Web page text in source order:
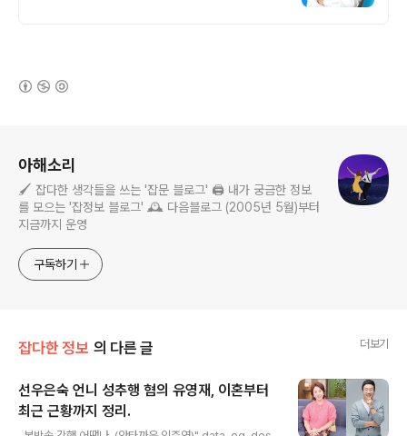
아해소리
🖌️ 잡다한 생각들을 쓰는 '잡문 블로그' 🖨️ 내가 궁금한 정보
를 모으는 '잡정보 블로그' 🕰️ 다음블로그 (2005년 5월)부터
지금까지 운영
구독하기
잡다한 정보 의 다른 글 더보기
선우은숙 언니 성추행 혐의 유영재, 이혼부터
최근 근황까지 정리.